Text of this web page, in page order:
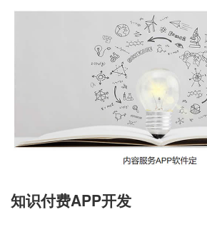
知识付费APP开发